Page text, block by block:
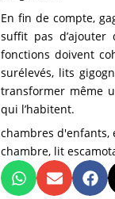
En fin de compte,
suffit pas
fonctions doivent
surélevés, lits
transformer même
qui l’habitent.
chambres d'enfants,
chambre, lit